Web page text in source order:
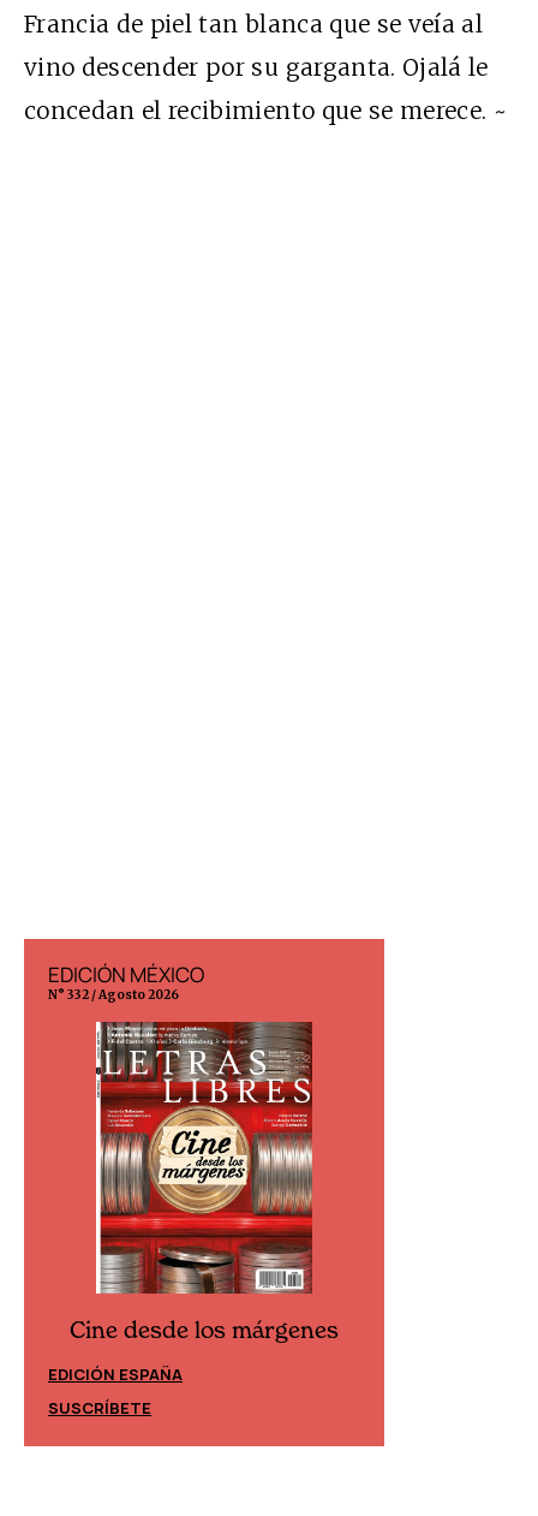
Francia de piel tan blanca que se veía al
vino descender por su garganta. Ojalá le
concedan el recibimiento que se merece. ~
EDICIÓN MÉXICO
N° 332 / Agosto 2026
Cine desde los márgenes
EDICIÓN ESPAÑA
SUSCRÍBETE